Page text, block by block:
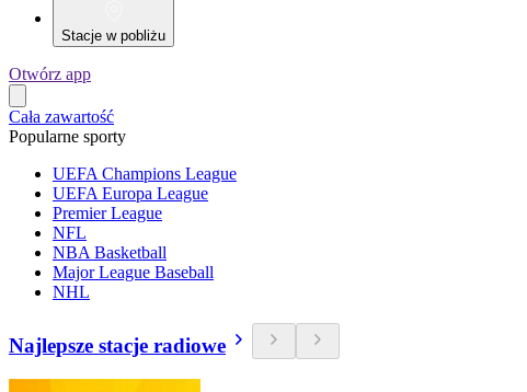
Stacje w pobliżu
Otwórz app
Cała zawartość
Popularne sporty
UEFA Champions League
UEFA Europa League
Premier League
NFL
NBA Basketball
Major League Baseball
NHL
Najlepsze stacje radiowe